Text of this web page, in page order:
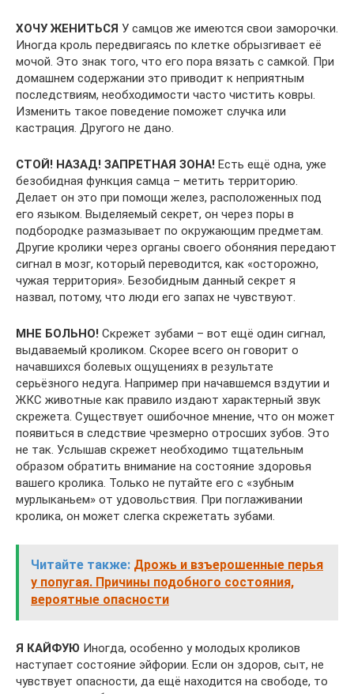
ХОЧУ ЖЕНИТЬСЯ У самцов же имеются свои заморочки.
Иногда кроль передвигаясь по клетке обрызгивает её
мочой. Это знак того, что его пора вязать с самкой. При
домашнем содержании это приводит к неприятным
последствиям, необходимости часто чистить ковры.
Изменить такое поведение поможет случка или
кастрация. Другого не дано.
СТОЙ! НАЗАД! ЗАПРЕТНАЯ ЗОНА! Есть ещё одна, уже
безобидная функция самца – метить территорию.
Делает он это при помощи желез, расположенных под
его языком. Выделяемый секрет, он через поры в
подбородке размазывает по окружающим предметам.
Другие кролики через органы своего обоняния передают
сигнал в мозг, который переводится, как «осторожно,
чужая территория». Безобидным данный секрет я
назвал, потому, что люди его запах не чувствуют.
МНЕ БОЛЬНО! Скрежет зубами – вот ещё один сигнал,
выдаваемый кроликом. Скорее всего он говорит о
начавшихся болевых ощущениях в результате
серьёзного недуга. Например при начавшемся вздутии и
ЖКС животные как правило издают характерный звук
скрежета. Существует ошибочное мнение, что он может
появиться в следствие чрезмерно отросших зубов. Это
не так. Услышав скрежет необходимо тщательным
образом обратить внимание на состояние здоровья
вашего кролика. Только не путайте его с «зубным
мурлыканьем» от удовольствия. При поглаживании
кролика, он может слегка скрежетать зубами.
Читайте также: Дрожь и взъерошенные перья
у попугая. Причины подобного состояния,
вероятные опасности
Я КАЙФУЮ Иногда, особенно у молодых кроликов
наступает состояние эйфории. Если он здоров, сыт, не
чувствует опасности, да ещё находится на свободе, то